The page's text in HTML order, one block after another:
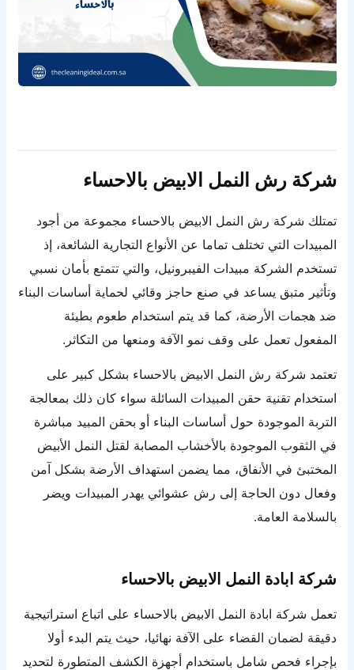
شركة رش النمل الابيض بالاحساء
تمتلك شركة رش النمل الابيض بالاحساء مجموعة من أجود
المبيدات التي تختلف تماما عن الأنواع التجارية الشائعة، إذ
تستخدم الشركة مبيدات الفيبرونيل، والتي تتمتع بأمان نسبي
وتأثير متبق يساعد في صنع حاجز وقائي لحماية أساسات البناء
ضد هجمات الأرضة، كما قد يتم استخدام طعوم بطيئة
المفعول تعمل على وقف نمو الآفة ومنعها من التكاثر.
تعتمد شركة رش النمل الابيض بالاحساء بشكل كبير على
استخدام تقنية حقن المبيدات السائلة سواء كان ذلك بمعالجة
التربة الموجودة حول أساسات البناء أو بحقن المبيد مباشرة
في الثقوب الموجودة بالأخشاب المصابة لقتل النمل الأبيض
المختبئ في الأنفاق، مما يضمن استهداف الأرضة بشكل آمن
وفعال دون الحاجة إلى رش عشوائي يهدر المبيدات ويضر
بالسلامة العامة.
شركة ابادة النمل الابيض بالاحساء
تعمل شركة ابادة النمل الابيض بالاحساء على اتباع استراتيجية
دقيقة لضمان القضاء على الآفة نهائيا، حيث يتم البدء أولا
بإجراء فحص شامل باستخدام أجهزة الكشف المتطورة لتحديد